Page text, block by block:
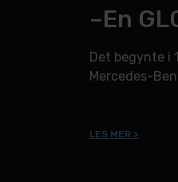
–En
Det begynte i
Mercedes-
LES MER >